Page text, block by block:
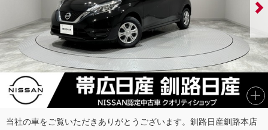
当社の車をご覧いただきありがとうございます。釧路日産釧路本店